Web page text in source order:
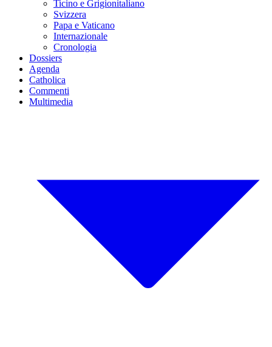
Ticino e Grigionitaliano
Svizzera
Papa e Vaticano
Internazionale
Cronologia
Dossiers
Agenda
Catholica
Commenti
Multimedia